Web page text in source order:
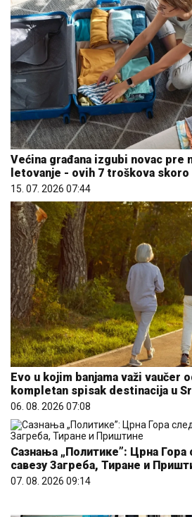
Većina građana izgubi novac pre
letovanje - ovih 7 troškova
15. 07. 2026 07:44
Evo u kojim banjama važi vaučer
kompletan spisak destinacija u
06. 08. 2026 07:08
Сазнања „Политике”: Црна Гора
савезу Загреба, Тиране и
07. 08. 2026 09:14